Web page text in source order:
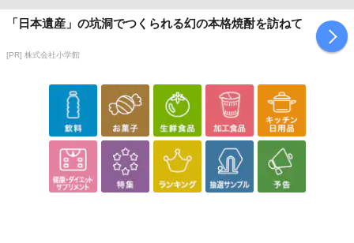
「日本遺産」の坑洞でつくられる幻の本格焼酎を訪ねて
[PR] 株式会社小学館